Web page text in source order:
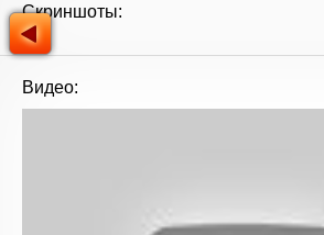
Скриншоты:
Видео: